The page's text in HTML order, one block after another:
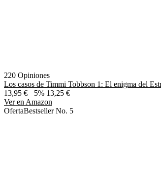
220 Opiniones
Los casos de Timmi Tobbson 1: El enigma del
13,95 € −5% 13,25 €
Ver en Amazon
OfertaBestseller No. 5